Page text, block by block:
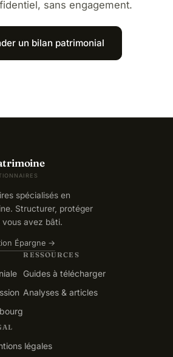
sans engagement.
un bilan patrimonial
spécialisés en
Structurer, protéger
avez bâti.
Épargne →
RESSOURCES
Guides à télécharger
Analyses & articles
légales